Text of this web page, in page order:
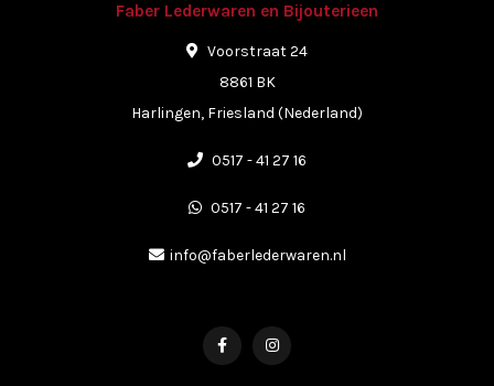
Faber Lederwaren en Bijouterieen
Voorstraat 24
8861 BK
Harlingen, Friesland (Nederland)
0517 - 41 27 16
0517 - 41 27 16
info@faberlederwaren.nl